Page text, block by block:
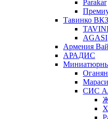
Parakar
Тавинко ВКЗ
AGASI
Армения
АРАДИС
СИС